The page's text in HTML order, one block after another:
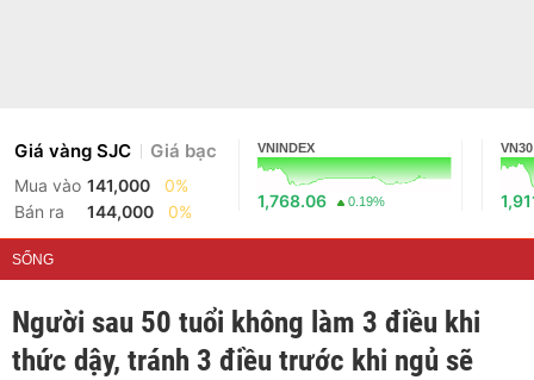
Giá vàng SJC Giá bạc
Mua vào 141,000
0%
Bán ra
144,000 0%
VNINDEX
1,768.06 0.19%
VN30
SỐNG
Người sau 50 tuổi không làm 3 điều khi
thức dậy, tránh 3 điều trước khi ngủ sẽ